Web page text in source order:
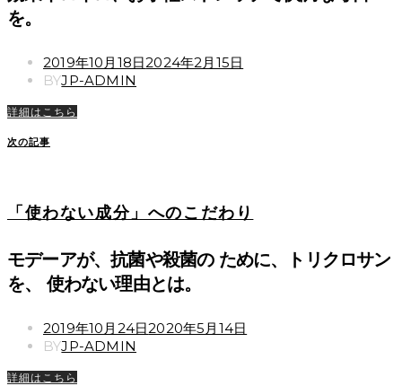
を。
POSTED
ON
2019年10月18日2024年2月15日
BYJP-ADMIN
詳細はこちら
次の記事
「使わない成分」へのこだわり
モデーアが、抗菌や殺菌の ために、トリクロサン
を、 使わない理由とは。
POSTED
ON
2019年10月24日2020年5月14日
BYJP-ADMIN
詳細はこちら